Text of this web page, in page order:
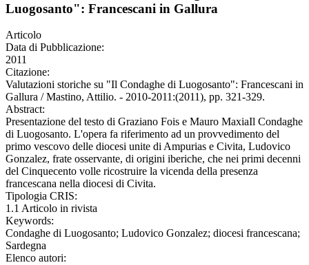
Luogosanto": Francescani in Gallura
Articolo
Data di Pubblicazione:
2011
Citazione:
Valutazioni storiche su "Il Condaghe di Luogosanto": Francescani in
Gallura / Mastino, Attilio. - 2010-2011:(2011), pp. 321-329.
Abstract:
Presentazione del testo di Graziano Fois e Mauro MaxiaIl Condaghe
di Luogosanto. L'opera fa riferimento ad un provvedimento del
primo vescovo delle diocesi unite di Ampurias e Civita, Ludovico
Gonzalez, frate osservante, di origini iberiche, che nei primi decenni
del Cinquecento volle ricostruire la vicenda della presenza
francescana nella diocesi di Civita.
Tipologia CRIS:
1.1 Articolo in rivista
Keywords:
Condaghe di Luogosanto; Ludovico Gonzalez; diocesi francescana;
Sardegna
Elenco autori: